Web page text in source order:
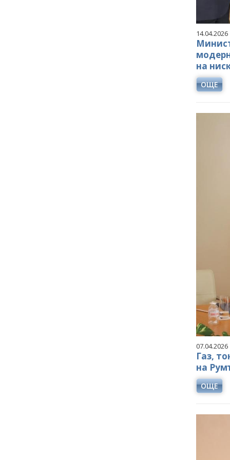
14.04.2026
на
ОЩЕ
07.04.2026
Газ,
на
ОЩЕ